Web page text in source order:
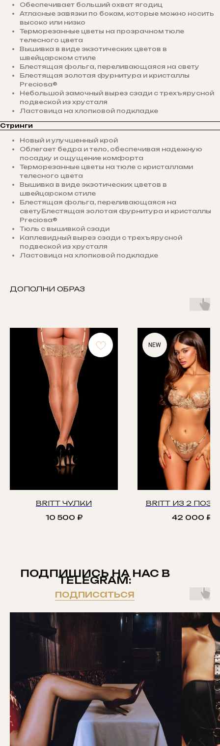
Обеспечивает больший охват ягодиц
Атласные завязки по бокам, которые можно носить
высоко или низко
Терморезанные цветы на прозрачном тюле
телесного цвета
Вышивка в виде экзотических цветов в
швейцарском стиле
Блестящая фольга, переливающаяся на свету
Блестящая золотая фурнитура и кристаллы
Preciosa®
Небольшой замочный вырез сзади с трехъярусной
подвеской из хрусталя
Ластовица на хлопковой подкладке
Стринги
Новый и улучшенный крой
Облегает бедра и тело, обеспечивая надежную
посадку и ощущение комфорта
Терморезанные цветы на тюле с кристаллами
телесного цвета
Вышивка в виде экзотических цветов в
швейцарском стиле
Блестящая фольга, переливающаяся на
светуБлестящая золотая фурнитура и кристаллы
Preciosa®
Тюль с вышивкой сзади
Каплевидный вырез сзади с трехъярусной
подвеской из хрусталя
Ластовица на хлопковой подкладке
ДОПОЛНИ ОБРАЗ
BRITT ЧУЛКИ
10 500 ₽
NEW
BRITT ИЗ 2
42 000 ₽
ПОДПИШИСЬ НА НАС В
TELEGRAM:
подписаться